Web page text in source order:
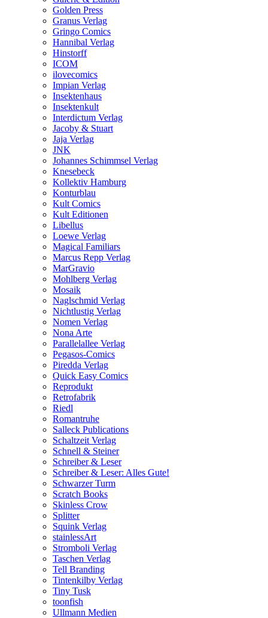
Golden Press
Granus Verlag
Gringo Comics
Hannibal Verlag
Hinstorff
ICOM
ilovecomics
Impian Verlag
Insektenhaus
Insektenkult
Interdictum Verlag
Jacoby & Stuart
Jaja Verlag
JNK
Johannes Schimmsel Verlag
Knesebeck
Kollektiv Hamburg
Konturblau
Kult Comics
Kult Editionen
Libellus
Loewe Verlag
Magical Familiars
Marcus Repp Verlag
MarGravio
Mohlberg Verlag
Mosaik
Naglschmid Verlag
Nichtlustig Verlag
Nomen Verlag
Nona Arte
Parallelallee Verlag
Pegasos-Comics
Piredda Verlag
Quick Easy Comics
Reprodukt
Retrofabrik
Riedl
Romantruhe
Salleck Publications
Schaltzeit Verlag
Schnell & Steiner
Schreiber & Leser
Schreiber & Leser: Alles Gute!
Schwarzer Turm
Scratch Books
Skinless Crow
Splitter
Squink Verlag
stainlessArt
Stromboli Verlag
Taschen Verlag
Tell Branding
Tintenkilby Verlag
Tiny Tusk
toonfish
Ullmann Medien